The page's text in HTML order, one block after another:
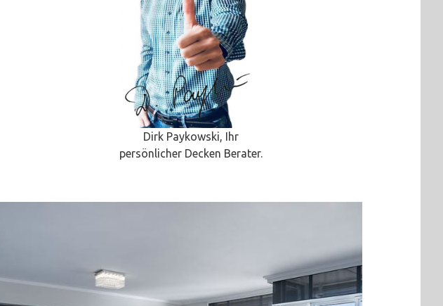
Dirk Paykowski, Ihr
persönlicher Decken Berater.